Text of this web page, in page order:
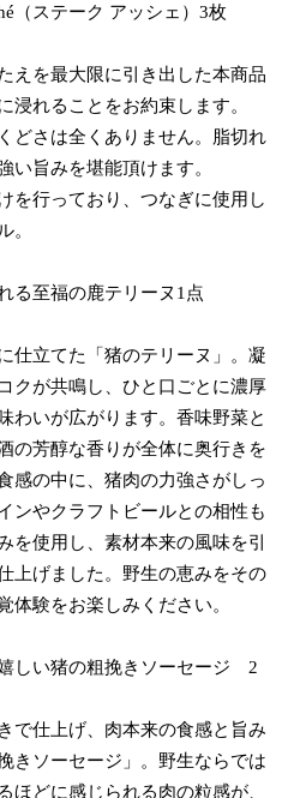
（ステーク アッシェ）3枚
えを最大限に引き出した本商品
浸れることをお約束します。
どさは全くありません。脂切れ
い旨みを堪能頂けます。
を行っており、つなぎに使用し
。
る至福の鹿テリーヌ1点
仕立てた「猪のテリーヌ」。凝
クが共鳴し、ひと口ごとに濃厚
わいが広がります。香味野菜と
の芳醇な香りが全体に奥行きを
感の中に、猪肉の力強さがしっ
ンやクラフトビールとの相性も
を使用し、素材本来の風味を引
上げました。野生の恵みをその
体験をお楽しみください。
しい猪の粗挽きソーセージ 2
で仕上げ、肉本来の食感と旨み
きソーセージ」。野生ならでは
ほどに感じられる肉の粒感が、